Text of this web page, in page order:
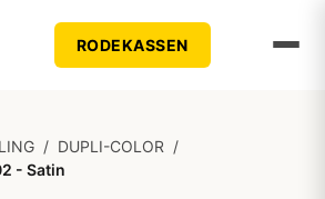
RODEKASSEN
/ DUPLI-COLOR /
- Satin